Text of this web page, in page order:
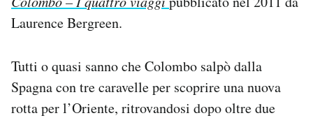
Laurence Bergreen.
Tutti o quasi sanno che Colombo salpò dalla
Spagna con tre caravelle per scoprire una nuova
rotta per l’Oriente, ritrovandosi dopo oltre due